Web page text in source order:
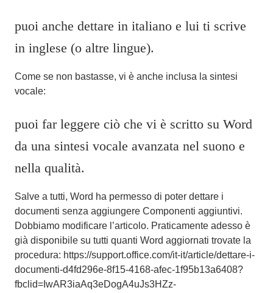
puoi anche dettare in italiano e lui ti scrive
in inglese (o altre lingue).
Come se non bastasse, vi è anche inclusa la sintesi
vocale:
puoi far leggere ciò che vi è scritto su Word
da una sintesi vocale avanzata nel suono e
nella qualità.
Salve a tutti, Word ha permesso di poter dettare i
documenti senza aggiungere Componenti aggiuntivi.
Dobbiamo modificare l’articolo. Praticamente adesso è
già disponibile su tutti quanti Word aggiornati trovate la
procedura: https://support.office.com/it-it/article/dettare-i-
documenti-d4fd296e-8f15-4168-afec-1f95b13a6408?
fbclid=IwAR3iaAq3eDogA4uJs3HZz-